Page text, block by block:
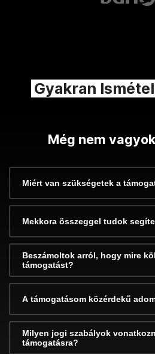
Gyakran
Még nem
Miért van szükségetek a
Mekkora összeggel tudok
Beszámoltok arról, hogy mire
támogatást?
A támogatásom közérdekű
Milyen jogi szabályok
támogatásra?